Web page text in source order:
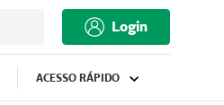
Login
ACESSO RÁPIDO